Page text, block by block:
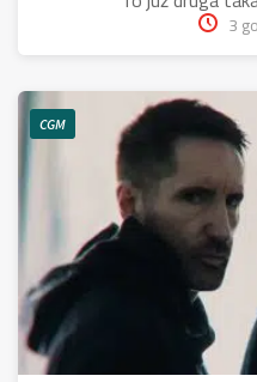
3
CGM